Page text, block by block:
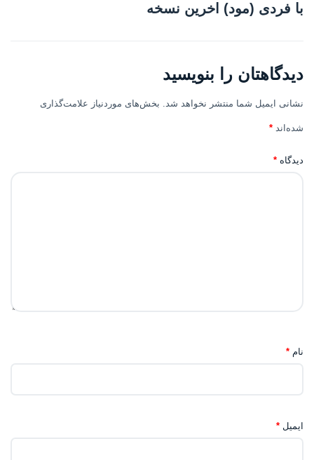
با فردی (مود) اخرین نسخه
دیدگاهتان را بنویسید
نشانی ایمیل شما منتشر نخواهد شد. بخش‌های موردنیاز علامت‌گذاری
شده‌اند *
دیدگاه *
نام *
ایمیل *